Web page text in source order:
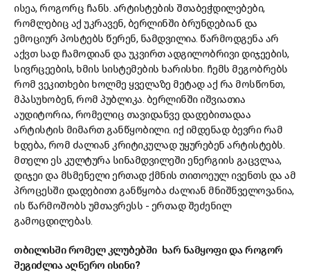
ისეა, როგორც ჩანს. არტისტების შთაბეჭდილებები,
რომლებიც აქ უკრავენ, ბერლინში ბრუნდებიან და
ემოციურ პოსტებს წერენ, ნამდვილია. წარმოდგენა არ
აქვთ სად ჩამოდიან და უკვირთ ადგილობრივი დიჯეების,
სივრცეების, ხმის სისტემების ხარისხი. ჩემს მეგობრებს
რომ ვეკითხები ხოლმე ყველაზე მეტად აქ რა მოსწონთ,
მპასუხობენ, რომ პუბლიკა. ბერლინში იშვიათია
აუდიტორია, რომელიც თავიდანვე დადებითადაა
არტისტის მიმართ განწყობილი. იქ იმდენად ბევრი რამ
ხდება, რომ ძალიან კრიტიკულად უყურებენ არტისტებს.
მთელი ეს კულტურა სინამდვილეში ენერგიის გაცვლაა,
დიჯეი და მსმენელი ერთად ქმნის თითოეულ ივენთს და ამ
პროცესში დადებითი განწყობა ძალიან მნიშნველოვანია,
ის წარმოშობს უმთავრესს - ერთად შეძენილ
გამოცდილებას.
თბილისში რომელ კლუბებში ხარ ნამყოფი და როგორ
შეგიძლია აღწერო ისინი?